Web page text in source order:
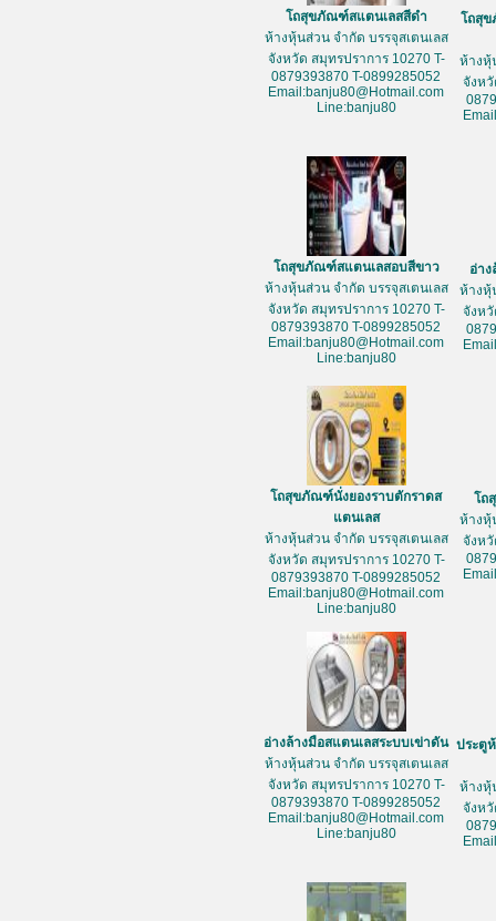
โถสุขภัณฑ์สแตนเลสสีดำ
ห้างหุ้นส่วน จำกัด บรรจุสเตนเลส
จังหวัด สมุทรปราการ 10270 T-
0879393870 T-0899285052
Email:banju80@Hotmail.com
Line:banju80
โถสุ
ห้างหุ้
จังห
โถสุขภัณฑ์สแตนเลสอบสีขาว
ห้างหุ้นส่วน จำกัด บรรจุสเตนเลส
จังหวัด สมุทรปราการ 10270 T-
0879393870 T-0899285052
Email:banju80@Hotmail.com
Line:banju80
อ่า
ห้างหุ้
จังห
โถสุขภัณฑ์นั่งยองราบตักราดส
แตนเลส
ห้างหุ้นส่วน จำกัด บรรจุสเตนเลส
จังหวัด สมุทรปราการ 10270 T-
0879393870 T-0899285052
Email:banju80@Hotmail.com
Line:banju80
โถ
ห้างหุ้
จังห
อ่างล้างมือสแตนเลสระบบเข่าดัน
ห้างหุ้นส่วน จำกัด บรรจุสเตนเลส
จังหวัด สมุทรปราการ 10270 T-
0879393870 T-0899285052
Email:banju80@Hotmail.com
Line:banju80
ประตู
ห้างหุ้
จังห